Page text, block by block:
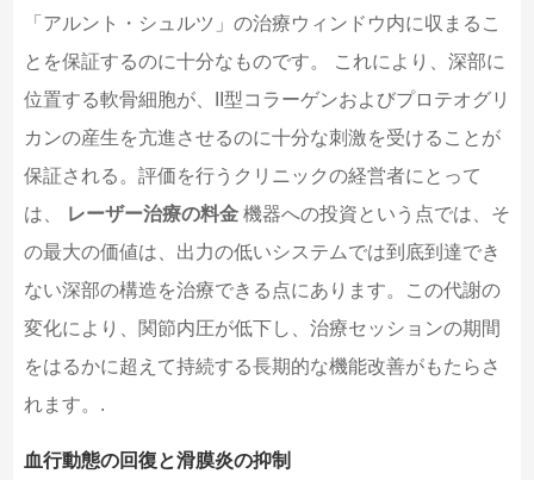
「アルント・シュルツ」の治療ウィンドウ内に収まるこ
とを保証するのに十分なものです。 これにより、深部に
位置する軟骨細胞が、II型コラーゲンおよびプロテオグリ
カンの産生を亢進させるのに十分な刺激を受けることが
保証される。評価を行うクリニックの経営者にとって
は、
レーザー治療の料金機器への投資という点では、そ
の最大の価値は、出力の低いシステムでは到底到達でき
ない深部の構造を治療できる点にあります。この代謝の
変化により、関節内圧が低下し、治療セッションの期間
をはるかに超えて持続する長期的な機能改善がもたらさ
れます。.
血行動態の回復と滑膜炎の抑制